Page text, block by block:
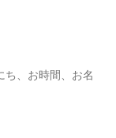
ち、お時間、お名